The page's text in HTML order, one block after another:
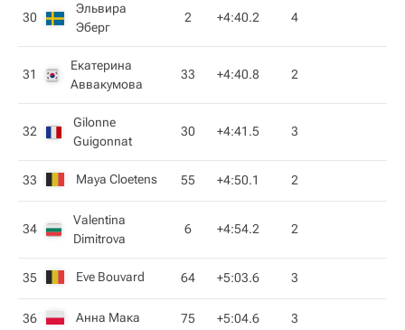
30
Эльвира
Эберг
2 +4:40.2 4
31
Екатерина
Аввакумова
33 +4:40.8 2
32
Gilonne
Guigonnat
30 +4:41.5 3
33 Maya Cloetens 55 +4:50.1 2
34
Valentina
Dimitrova
6 +4:54.2 2
35 Eve Bouvard 64 +5:03.6 3
36 Анна Мака 75 +5:04.6 3